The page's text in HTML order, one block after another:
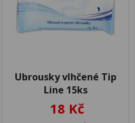
Ubrousky vlhčené Tip
Line 15ks
18 Kč